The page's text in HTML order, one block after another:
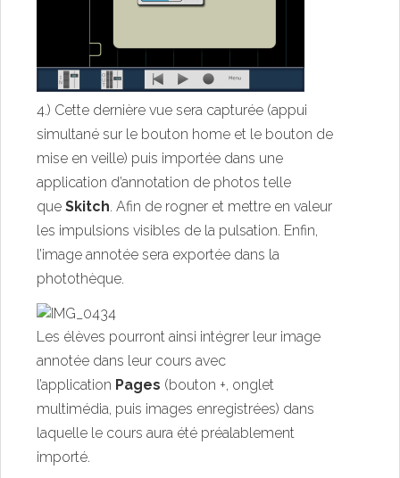
4.) Cette dernière vue sera capturée (appui
simultané sur le bouton home et le bouton de
mise en veille) puis importée dans une
application d’annotation de photos telle
que Skitch. Afin de rogner et mettre en valeur
les impulsions visibles de la pulsation. Enfin,
l’image annotée sera exportée dans la
photothèque.
Les élèves pourront ainsi intégrer leur image
annotée dans leur cours avec
l’application Pages (bouton +, onglet
multimédia, puis images enregistrées) dans
laquelle le cours aura été préalablement
importé.